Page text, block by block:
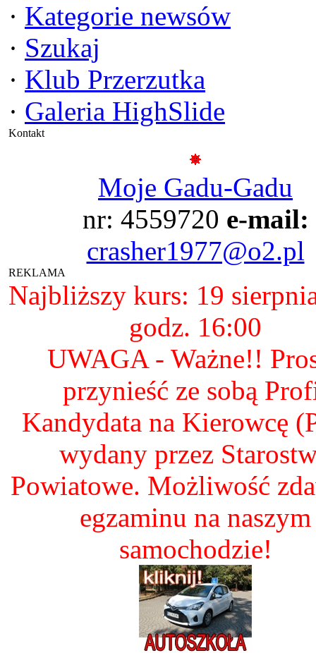
· Kategorie newsów
· Szukaj
· Klub Przerzutka
· Galeria HighSlide
Kontakt
Moje Gadu-Gadu
nr: 4559720 e-mail:
crasher1977@o2.pl
REKLAMA
Najbliższy kurs: 19
godz. 16:00
UWAGA - Ważne!!
przynieść ze sobą
Kandydata na Kierowcę
wydany przez
Powiatowe. Możliwość
egzaminu na naszym
samochodzie!